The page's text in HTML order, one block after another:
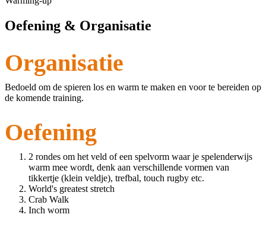
Oefening & Organisatie
Organisatie
Bedoeld om de spieren los en warm te maken en voor te bereiden op
de komende training.
Oefening
2 rondes om het veld of een spelvorm waar je spelenderwijs
warm mee wordt, denk aan verschillende vormen van
tikkertje (klein veldje), trefbal, touch rugby etc.
World's greatest stretch
Crab Walk
Inch worm